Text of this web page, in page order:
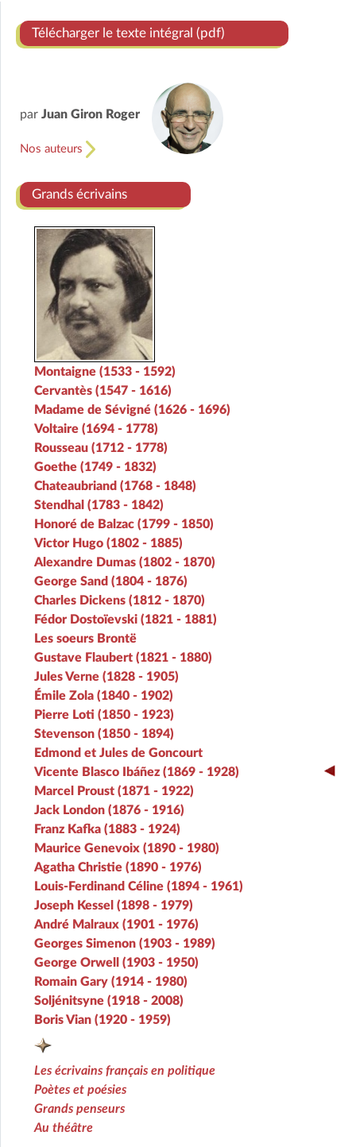
Télécharger le texte intégral (pdf)
par Juan Giron Roger
Nos auteurs
Grands écrivains
Montaigne (1533 - 1592)
Cervantès (1547 - 1616)
Madame de Sévigné (1626 - 1696)
Voltaire (1694 - 1778)
Rousseau (1712 - 1778)
Goethe (1749 - 1832)
Chateaubriand (1768 - 1848)
Stendhal (1783 - 1842)
Honoré de Balzac (1799 - 1850)
Victor Hugo (1802 - 1885)
Alexandre Dumas (1802 - 1870)
George Sand (1804 - 1876)
Charles Dickens (1812 - 1870)
Fédor Dostoïevski (1821 - 1881)
Les soeurs Brontë
Gustave Flaubert (1821 - 1880)
Jules Verne (1828 - 1905)
Émile Zola (1840 - 1902)
Pierre Loti (1850 - 1923)
Stevenson (1850 - 1894)
Edmond et Jules de Goncourt
Vicente Blasco Ibáñez (1869 - 1928)
Marcel Proust (1871 - 1922)
Jack London (1876 - 1916)
Franz Kafka (1883 - 1924)
Maurice Genevoix (1890 - 1980)
Agatha Christie (1890 - 1976)
Louis-Ferdinand Céline (1894 - 1961)
Joseph Kessel (1898 - 1979)
André Malraux (1901 - 1976)
Georges Simenon (1903 - 1989)
George Orwell (1903 - 1950)
Romain Gary (1914 - 1980)
Soljénitsyne (1918 - 2008)
Boris Vian (1920 - 1959)
Les écrivains français en politique
Poètes et poésies
Grands penseurs
Au théâtre